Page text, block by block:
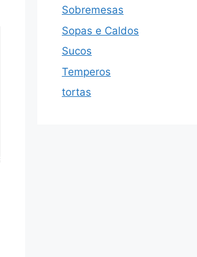
Sobremesas
Sopas e Caldos
Sucos
Temperos
tortas